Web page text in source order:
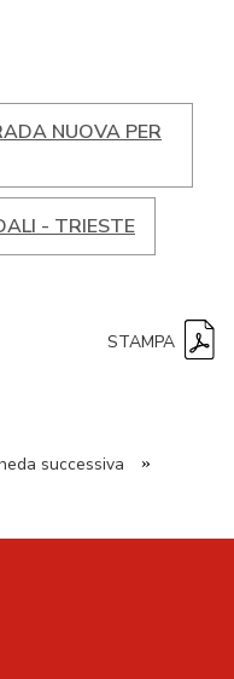
NUOVA PER
- TRIESTE
STAMPA
successiva »